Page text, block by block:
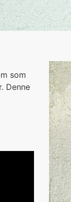
som
Denne